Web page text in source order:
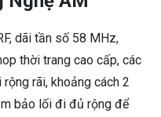
dãi tần số 58 MHz,
thời trang cao cấp, các
rãi, khoảng cách 2
bảo lối đi đủ rộng để